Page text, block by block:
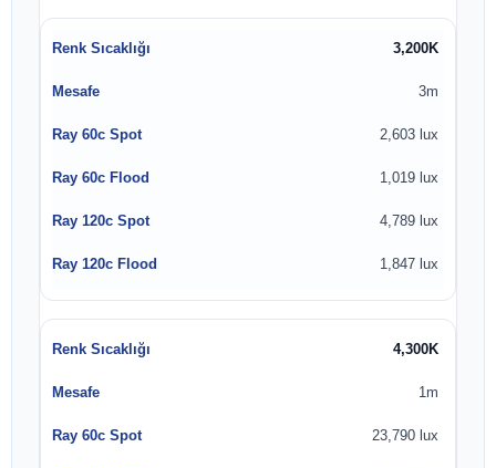
3,200K
3m
2,603 lux
1,019 lux
4,789 lux
1,847 lux
4,300K
1m
23,790 lux